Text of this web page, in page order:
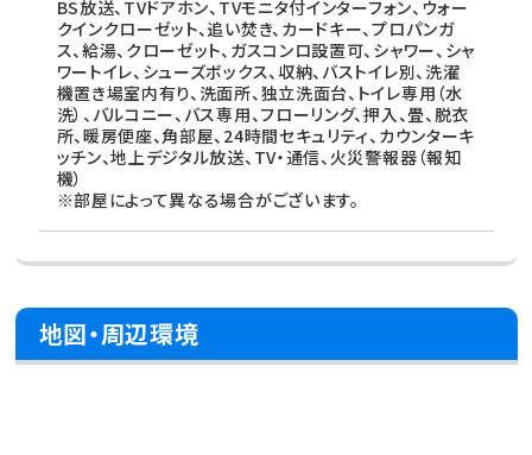
BS放送、TVドアホン、TVモニタ付インターフォン、ウォー
クインクローゼット、追い焚き、カードキー、プロパンガ
ス、給湯、クローゼット、ガスコンロ設置可、シャワー、シャ
ワートイレ、シューズボックス、収納、バストイレ別、洗濯
機置き場室内有り、洗面所、独立洗面台、トイレ専用（水
洗）、バルコニー、バス専用、フローリング、押入、畳、脱衣
所、暖房便座、角部屋、24時間セキュリティ、カウンターキ
ッチン、地上デジタル放送、TV・通信、火災警報器（報知
機）
※部屋によって異なる場合がございます。
地図・周辺環境